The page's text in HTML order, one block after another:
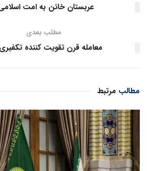
عربستان خائن به امت
مطلب بعدی
معامله قرن تقویت کننده
مرتبط مطالب